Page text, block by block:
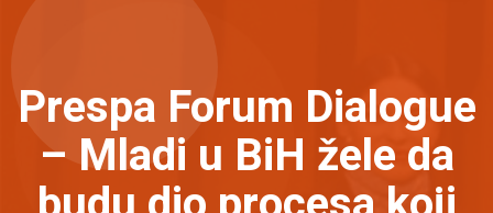
Prespa Forum Dialogue
– Mladi u BiH žele da